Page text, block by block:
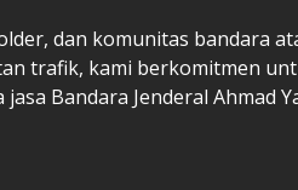
dan komunitas bandara
trafik, kami berkomitmen
Bandara Jenderal Ahmad